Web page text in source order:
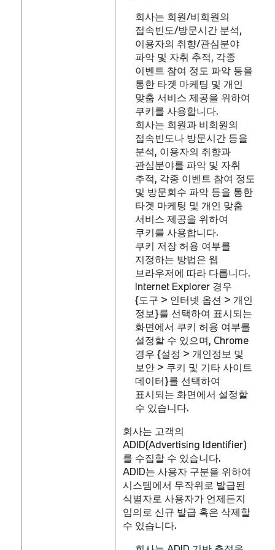
회사는 회원/비회원의
접속빈도/방문시간 분석,
이용자의 취향/관심분야
파악 및 자취 추적, 각종
이벤트 참여 정도 파악 등을
통한 타겟 마케팅 및 개인
맞춤 서비스 제공을 위하여
쿠키를 사용합니다.
회사는 회원과 비회원의
접속빈도나 방문시간 등을
분석, 이용자의 취향과
관심분야를 파악 및 자취
추적, 각종 이벤트 참여 정도
및 방문회수 파악 등을 통한
타겟 마케팅 및 개인 맞춤
서비스 제공을 위하여
쿠키를 사용합니다.
쿠키 저장 허용 여부를
지정하는 방법은 웹
브라우저에 따라 다릅니다.
Internet Explorer 경우
{도구 > 인터넷 옵션 > 개인
정보}를 선택하여 표시되는
화면에서 쿠키 허용 여부를
설정할 수 있으며, Chrome
경우 {설정 > 개인정보 및
보안 > 쿠키 및 기타 사이트
데이터}를 선택하여
표시되는 화면에서 설정할
수 있습니다.
회사는 고객의
ADID(Advertising Identifier)
를 수집할 수 있습니다.
ADID는 사용자 구분을 위하여
시스템에서 무작위로 발급된
식별자로 사용자가 언제든지
임의로 신규 발급 혹은 삭제할
수 있습니다.